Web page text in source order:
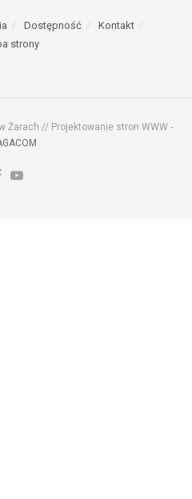
Dostępność
Kontakt
strony
Żarach // Projektowanie stron WWW -